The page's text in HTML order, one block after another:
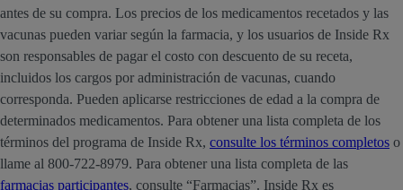
antes de su compra. Los precios de los medicamentos recetados y las
vacunas pueden variar según la farmacia, y los usuarios de Inside Rx
son responsables de pagar el costo con descuento de su receta,
incluidos los cargos por administración de vacunas, cuando
corresponda. Pueden aplicarse restricciones de edad a la compra de
determinados medicamentos. Para obtener una lista completa de los
términos del programa de Inside Rx, consulte los términos completos o
llame al 800-722-8979. Para obtener una lista completa de las
farmacias participantes, consulte “Farmacias”. Inside Rx es